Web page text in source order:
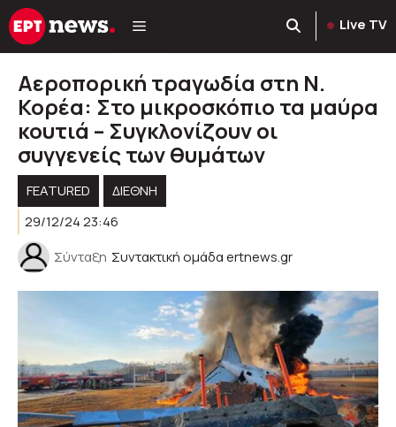
Μετάβαση
σε
Live TV
Αεροπορική τραγωδία στη Ν.
Κορέα: Στο μικροσκόπιο τα μαύρα
κουτιά – Συγκλονίζουν οι
συγγενείς των θυμάτων
FEATURED
ΔΙΕΘΝΗ
29/12/24 23:46
Σύνταξη Συντακτική ομάδα ertnews.gr